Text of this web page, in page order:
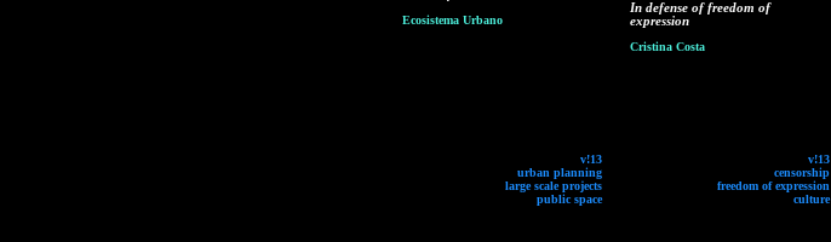
Ecosistema Urbano
v!13
urban planning
large scale projects
public space
In defense of freedom of
expression
Cristina Costa
v!13
censorship
freedom of expression
culture